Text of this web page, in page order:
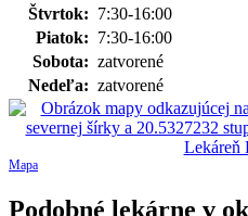
Štvrtok: 7:30-16:00
Piatok: 7:30-16:00
Sobota: zatvorené
Nedeľa: zatvorené
Mapa
Podobné lekárne v